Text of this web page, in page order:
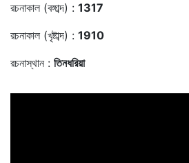
রচনাকাল (বঙ্গাব্দ) : 1317
রচনাকাল (খৃষ্টাব্দ) : 1910
রচনাস্থান : তিনধরিয়া